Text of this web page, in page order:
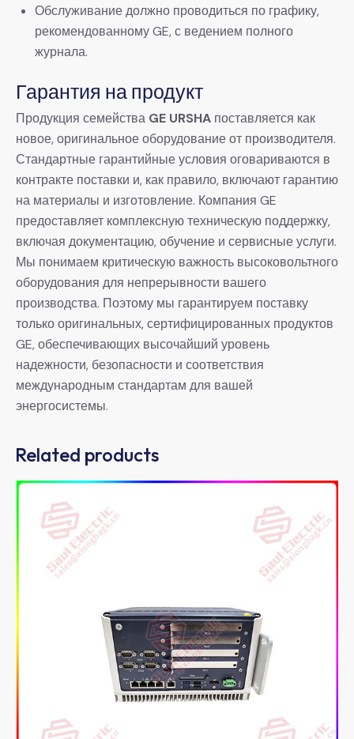
Обслуживание должно проводиться по графику,
рекомендованному GE, с ведением полного
журнала.
Гарантия на продукт
Продукция семейства GE URSHA ​ поставляется как
новое, оригинальное оборудование от производителя.
Стандартные гарантийные условия оговариваются в
контракте поставки и, как правило, включают гарантию
на материалы и изготовление. Компания GE
предоставляет комплексную техническую поддержку,
включая документацию, обучение и сервисные услуги.
Мы понимаем критическую важность высоковольтного
оборудования для непрерывности вашего
производства. Поэтому мы гарантируем поставку
только оригинальных, сертифицированных продуктов
GE, обеспечивающих высочайший уровень
надежности, безопасности и соответствия
международным стандартам для вашей
энергосистемы.
Related products